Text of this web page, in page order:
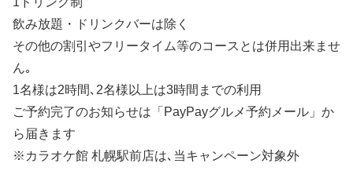
飲み放題・ドリンクバーは除く
その他の割引やフリータイム等のコースとは併用出来ませ
ん｡
1名様は2時間､2名様以上は3時間までの利用
ご予約完了のお知らせは「PayPayグルメ予約メール」か
ら届きます
※カラオケ館 札幌駅前店は､当キャンペーン対象外